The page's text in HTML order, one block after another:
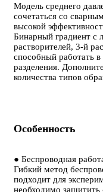
Модель среднего
сочетаться со
высокой
Бинарный градиент с
растворителей, 3-й
способный работать
разделения.
количества типов
Особенность
● Беспроводная
Гибкий метод
подходит для
необходимо защитить